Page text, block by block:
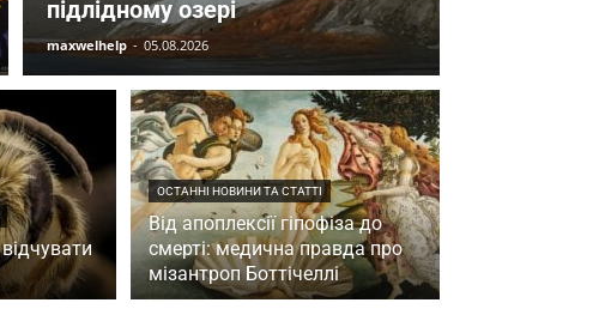
підлідному озері
maxwelhelp - 05.08.2026
ОСТАННІ НОВИНИ ТА СТАТТІ
Від апоплексії гіпофіза до
смерті: медична правда про
мізантроп Боттічеллі